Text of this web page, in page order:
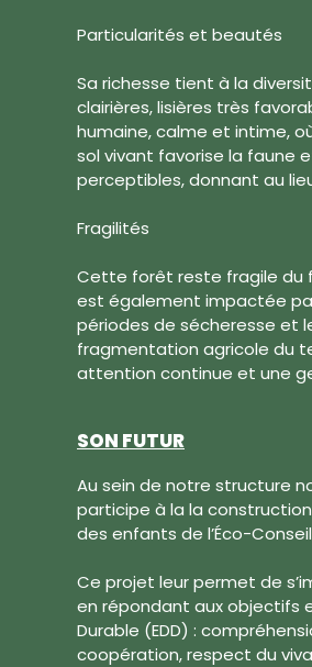
Particularités et beautés
Sa richesse tient à la
clairières, lisières très
humaine, calme et intime,
sol vivant favorise la faune
perceptibles, donnant au
Fragilités
Cette forêt reste fragile du
est également impactée
périodes de sécheresse et
fragmentation agricole du
attention continue et une
SON FUTUR
Au sein de notre structure
participe à la la
des enfants de l’Éco-
Ce projet leur permet de
en répondant aux objectifs
Durable (EDD) :
coopération, respect du